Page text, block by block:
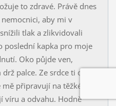
to zdravé. Právě dnes
aby mi v
tlak a zlikvidovali
poslední kapka pro moje
Oko půjde ven,
palce. Ze srdce ti děkuji
připravují na těžké
víru a odvahu. Hodně